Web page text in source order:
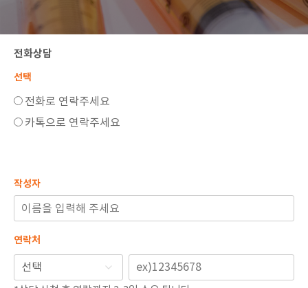
🏆지방흡입 고객 만족도 99.9% 최고치 달성🏆
🏆대한민국 최다 지방흡입 케이스 370,884건🏆
🏆서울365mc병원 부위별 최다 지방흡입 집도의 4관왕!! (2026년 7월 기준)
🏆지방흡입 고객 만족도 99.9% 최고치 달성🏆
🏆대한민국 최다 지방흡입 케이스 370,884건🏆
전화상담
선택
전화로 연락주세요
카톡으로 연락주세요
작성자
연락처